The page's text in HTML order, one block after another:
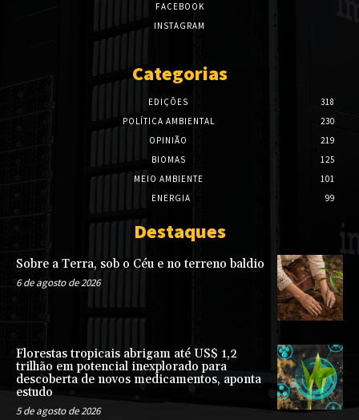
FACEBOOK
INSTAGRAM
Categorias
EDIÇÕES
318
POLÍTICA AMBIENTAL
230
OPINIÃO
219
BIOMAS
125
MEIO AMBIENTE
101
ENERGIA
99
Destaques
Sobre a Terra, sob o Céu e no terreno baldio
6 de agosto de 2026
Florestas tropicais abrigam até US$ 1,2
trilhão em potencial inexplorado para
descoberta de novos medicamentos, aponta
estudo
5 de agosto de 2026